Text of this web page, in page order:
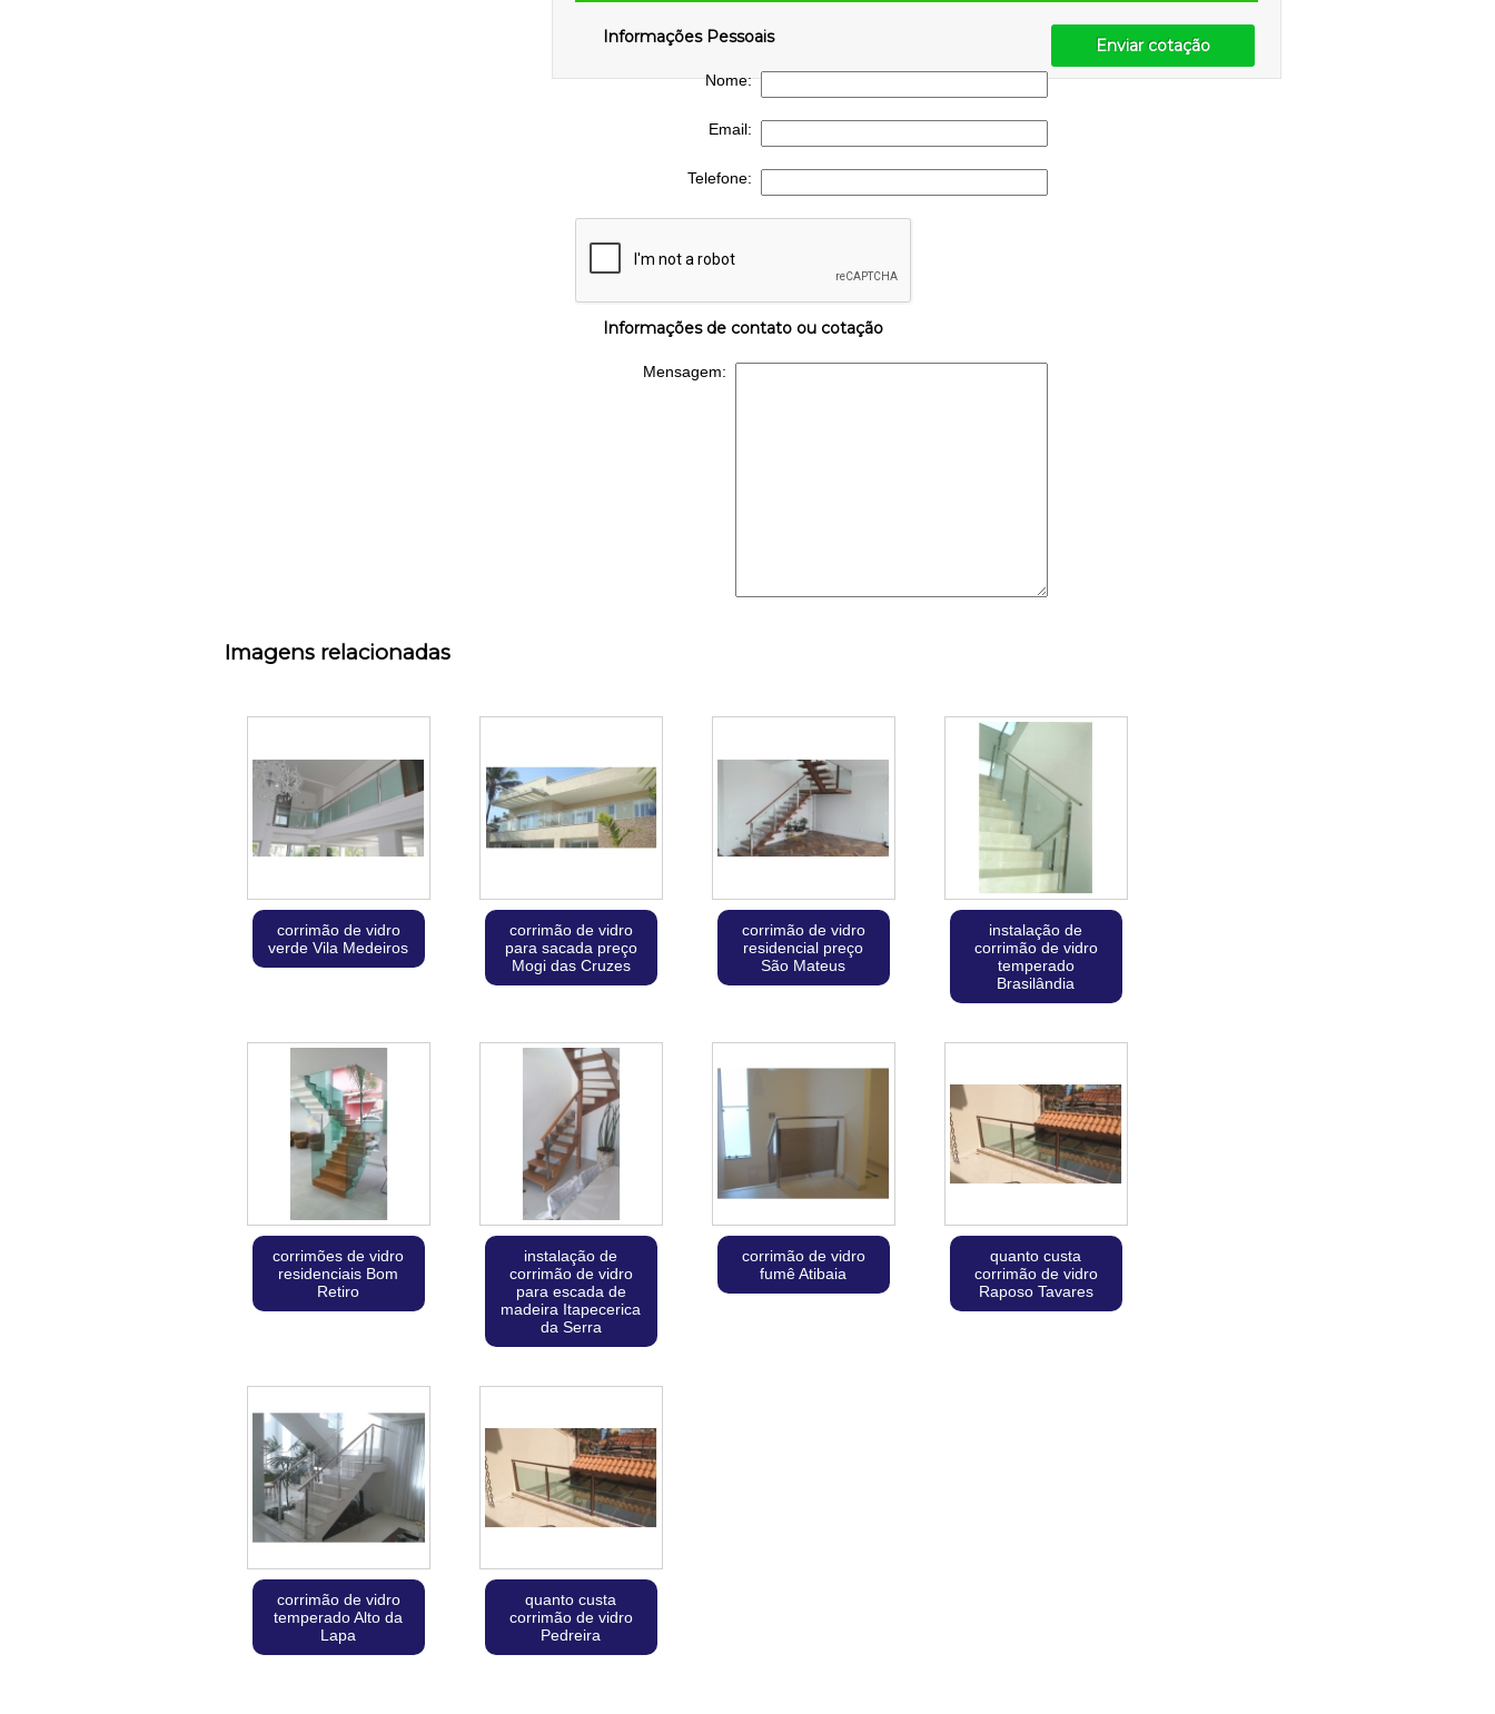
Informações Pessoais
Nome:
Email:
Telefone:
Informações de contato ou cotação
Mensagem:
Enviar cotação
Imagens relacionadas
corrimão de vidro
verde Vila Medeiros
corrimão de vidro
para sacada preço
Mogi das Cruzes
corrimão de vidro
residencial preço
São Mateus
instalação de
corrimão de vidro
temperado
Brasilândia
corrimões de vidro
residenciais Bom
Retiro
instalação de
corrimão de vidro
para escada de
madeira Itapecerica
da Serra
corrimão de vidro
fumê Atibaia
quanto custa
corrimão de vidro
Raposo Tavares
corrimão de vidro
temperado Alto da
Lapa
quanto custa
corrimão de vidro
Pedreira